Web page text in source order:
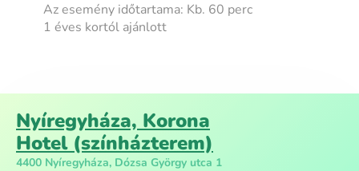
Az esemény időtartama: Kb. 60 perc
1 éves kortól ajánlott
Nyíregyháza, Korona
Hotel (színházterem)
4400 Nyíregyháza, Dózsa György utca 1